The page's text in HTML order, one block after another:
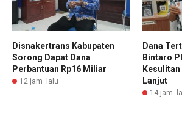
Disnakertrans Kabupaten
Sorong Dapat Dana
Perbantuan Rp16 Miliar
12 jam lalu
Dana
Bintaro
Lanjut
14 jam